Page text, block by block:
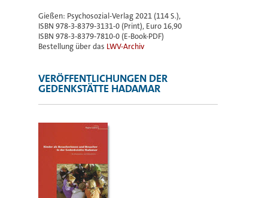
Gießen: Psychosozial-Verlag 2021 (114 S.),
ISBN 978-3-8379-3131-0 (Print), Euro 16,90
ISBN 978-3-8379-7810-0 (E-Book-PDF)
Bestellung über das LWV-Archiv
VERÖFFENTLICHUNGEN DER
GEDENKSTÄTTE HADAMAR